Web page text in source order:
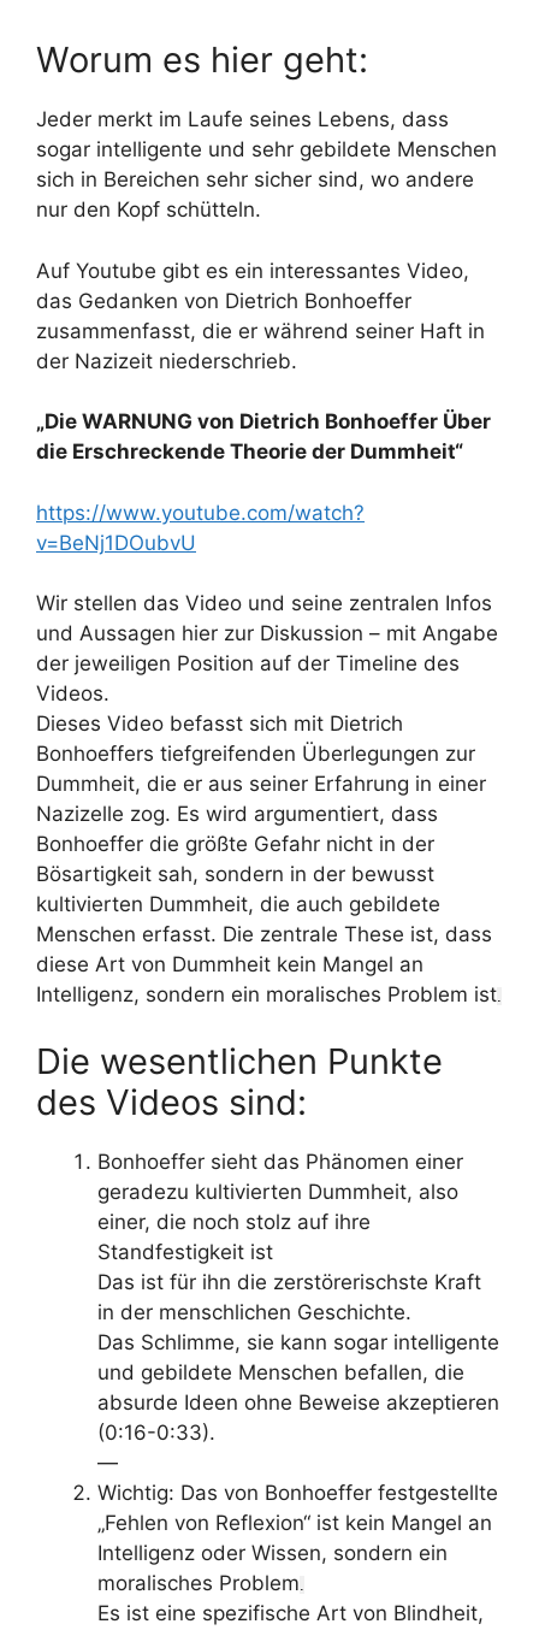
Worum es hier geht:
Jeder merkt im Laufe seines Lebens, dass
sogar intelligente und sehr gebildete Menschen
sich in Bereichen sehr sicher sind, wo andere
nur den Kopf schütteln.
Auf Youtube gibt es ein interessantes Video,
das Gedanken von Dietrich Bonhoeffer
zusammenfasst, die er während seiner Haft in
der Nazizeit niederschrieb.
„Die WARNUNG von Dietrich Bonhoeffer Über
die Erschreckende Theorie der Dummheit“
https://www.youtube.com/watch?
v=BeNj1DOubvU
Wir stellen das Video und seine zentralen Infos
und Aussagen hier zur Diskussion – mit Angabe
der jeweiligen Position auf der Timeline des
Videos.
Dieses Video befasst sich mit Dietrich
Bonhoeffers tiefgreifenden Überlegungen zur
Dummheit, die er aus seiner Erfahrung in einer
Nazizelle zog. Es wird argumentiert, dass
Bonhoeffer die größte Gefahr nicht in der
Bösartigkeit sah, sondern in der bewusst
kultivierten Dummheit, die auch gebildete
Menschen erfasst. Die zentrale These ist, dass
diese Art von Dummheit kein Mangel an
Intelligenz, sondern ein moralisches Problem ist.
Die wesentlichen Punkte
des Videos sind:
Bonhoeffer sieht das Phänomen einer
geradezu kultivierten Dummheit, also
einer, die noch stolz auf ihre
Standfestigkeit ist
Das ist für ihn die zerstörerischste Kraft
in der menschlichen Geschichte.
Das Schlimme, sie kann sogar intelligente
und gebildete Menschen befallen, die
absurde Ideen ohne Beweise akzeptieren
(0:16-0:33).
—
Wichtig: Das von Bonhoeffer festgestellte
„Fehlen von Reflexion“ ist kein Mangel an
Intelligenz oder Wissen, sondern ein
moralisches Problem
Es ist eine spezifische Art von Blindheit,